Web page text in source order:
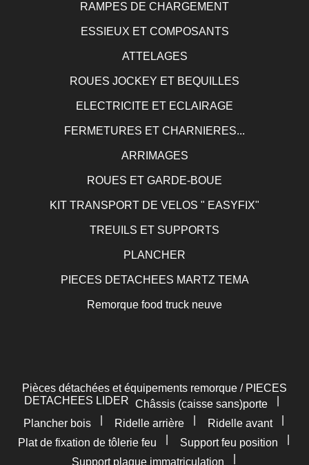
RAMPES DE CHARGEMENT
ESSIEUX ET COMPOSANTS
ATTELAGES
ROUES JOCKEY ET BEQUILLES
ELECTRICITE ET ECLAIRAGE
FERMETURES ET CHARNIERES...
ARRIMAGES
ROUES ET GARDE-BOUE
KIT TRANSPORT DE VELOS " EASYFIX"
TREUILS ET SUPPORTS
PLANCHER
PIECES DETACHEES MARTZ TEMA
Remorque food truck neuve
Pièces détachées et équipements remorque / PIECES
DETACHEES LIDER Châssis (caisse sans)porte
Plancher bois
Ridelle arrière Ridelle avant
Plat de fixation de tôlerie feu
Support feu position
Support plaque immatriculation